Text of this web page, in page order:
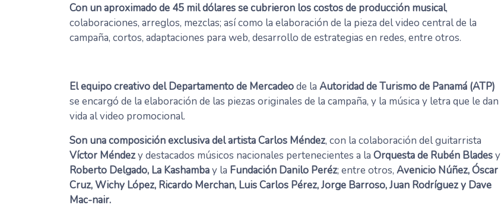
Con un aproximado de 45 mil dólares se cubrieron los costos de producción musical,
colaboraciones, arreglos, mezclas; así como la elaboración de la pieza del video central de la
campaña, cortos, adaptaciones para web, desarrollo de estrategias en redes, entre otros.
El equipo creativo del Departamento de Mercadeode la Autoridad de Turismo de Panamá (ATP)
se encargó de la elaboración de las piezas originales de la campaña, y la música y letra que le dan
vida al video promocional.
Son una composición exclusiva del artista Carlos Méndez, con la colaboración del guitarrista
Víctor Méndezy destacados músicos nacionales pertenecientes a la Orquesta de Rubén Bladesy
Roberto Delgado, La Kashambay la Fundación Danilo Peréz; entre otros, Avenicio Núñez, Óscar
Cruz, Wichy López, Ricardo Merchan, Luis Carlos Pérez, Jorge Barroso, Juan Rodríguez y Dave
Mac-nair.